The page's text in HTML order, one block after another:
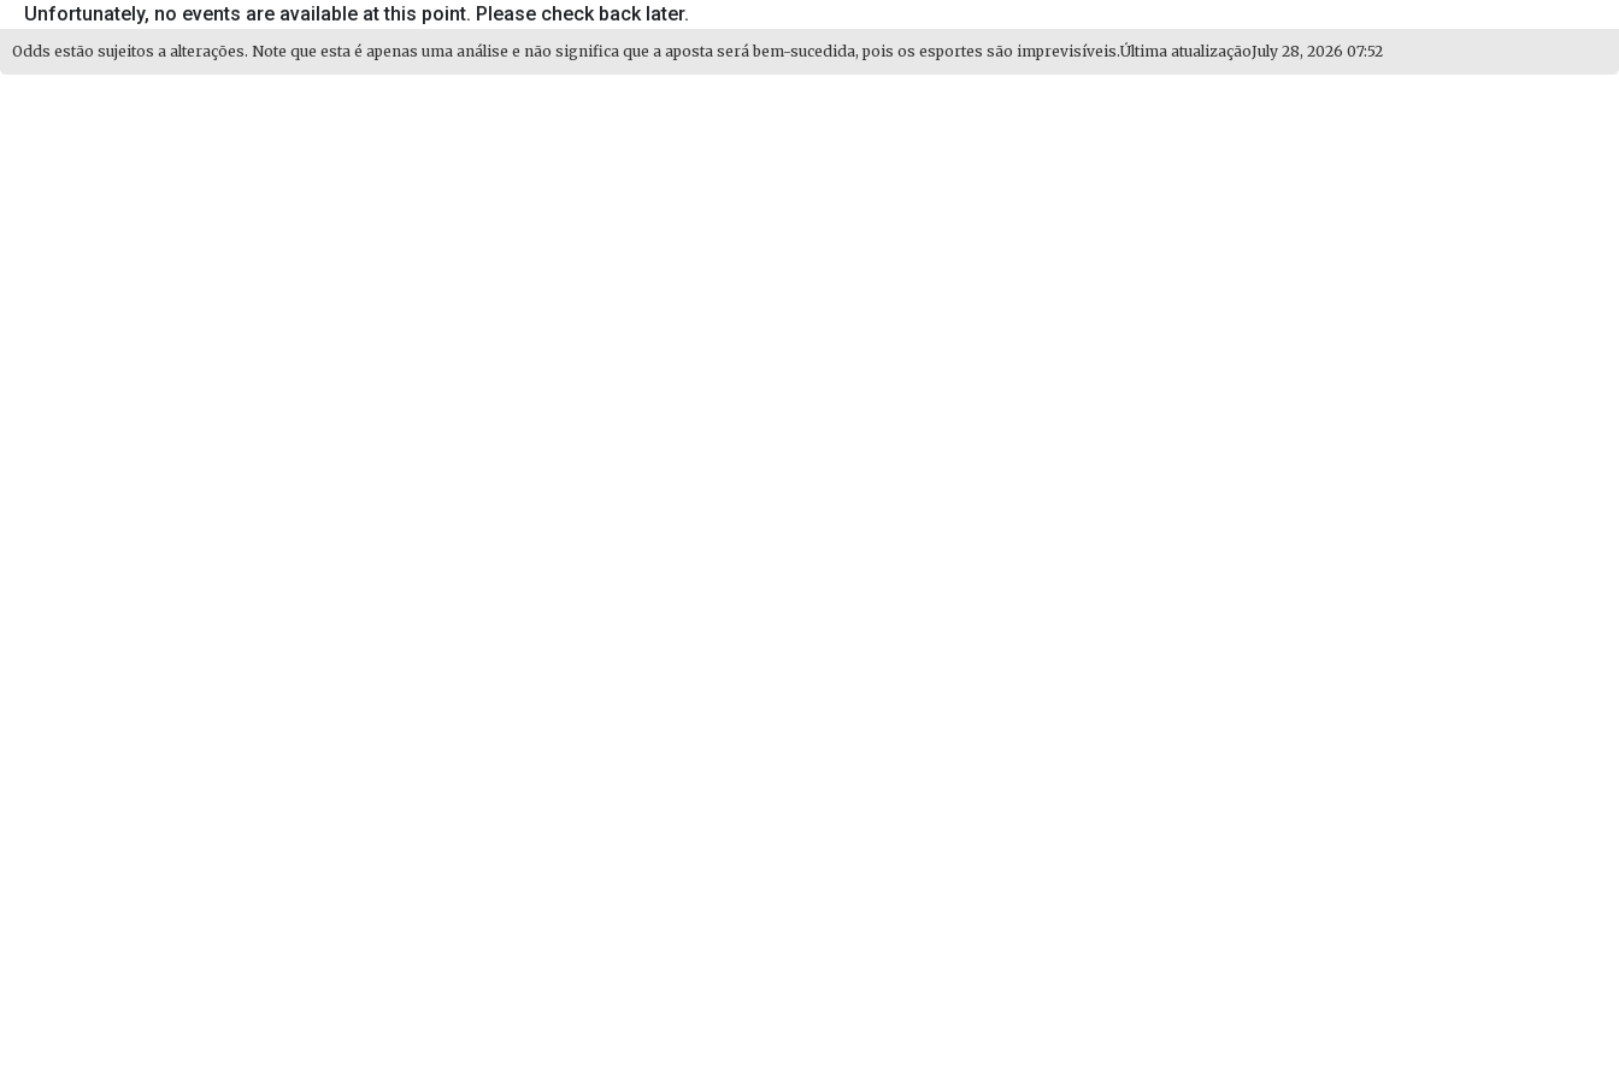
Unfortunately, no events are available at this point. Please check back later.
Odds estão sujeitos a alterações. Note que esta é apenas uma análise e não significa que a aposta será bem-sucedida, pois os esportes são imprevisíveis.Última atualizaçãoJuly 28, 2026 07:52